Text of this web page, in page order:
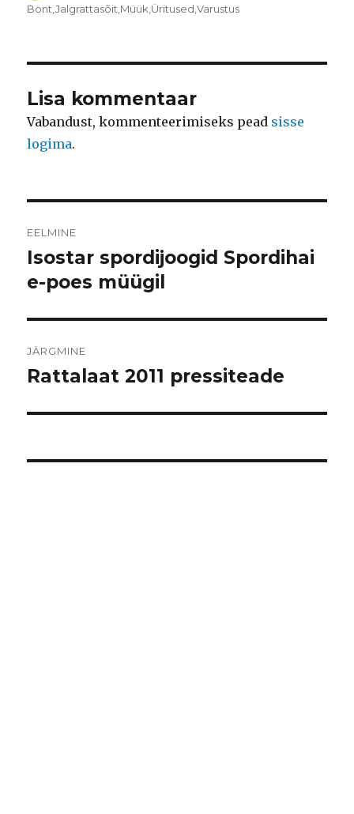
Rubriigid
Bont ,Jalgrattasõit Müük Üritused ,Varustus
Lisa kommentaar
Vabandust, kommenteerimiseks pead sisse
logima.
EELMINE
Eelmine
postitus:
Isostar spordijoogid Spordihai
e-poes müügil
JÄRGMINE
Järgmine
Rattalaat 2011 pressiteade